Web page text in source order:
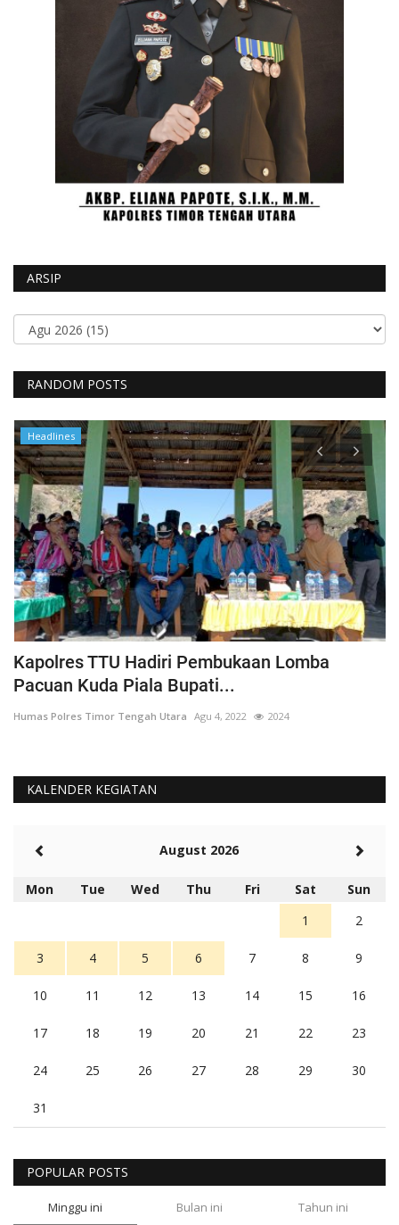
ARSIP
RANDOM POSTS
Headlines
Kapolres TTU Hadiri Pembukaan Lomba
Pacuan Kuda Piala Bupati...
Humas Polres Timor Tengah Utara Agu 4, 2022 2024
KALENDER KEGIATAN
August 2026
Mon Tue Wed Thu Fri Sat
Sun
1
2
3 4 5 6 7 8 9
10 11 12 13 14 15 16
17 18 19 20 21 22 23
24 25 26 27 28 29 30
31
POPULAR POSTS
Minggu ini Bulan ini Tahun ini